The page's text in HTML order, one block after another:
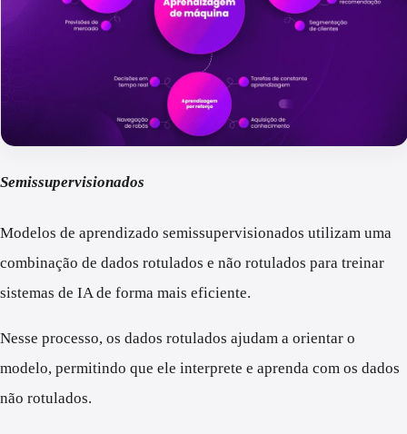
Semissupervisionados
Modelos de aprendizado semissupervisionados utilizam uma
combinação de dados rotulados e não rotulados para treinar
sistemas de IA de forma mais eficiente.
Nesse processo, os dados rotulados ajudam a orientar o
modelo, permitindo que ele interprete e aprenda com os dados
não rotulados.